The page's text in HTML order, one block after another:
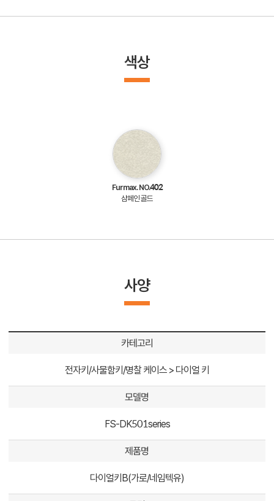
색상
Furmax. NO.402
샴페인 골드
사양
카테고리
전자키/사물함키/명찰 케이스 > 다이얼 키
모델명
FS-DK501series
제품명
다이얼키B(가로/네임텍유)